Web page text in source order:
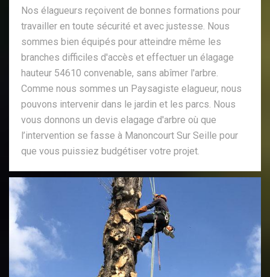
Nos élagueurs reçoivent de bonnes formations pour
travailler en toute sécurité et avec justesse. Nous
sommes bien équipés pour atteindre même les
branches difficiles d'accès et effectuer un élagage
hauteur 54610 convenable, sans abîmer l'arbre.
Comme nous sommes un Paysagiste elagueur, nous
pouvons intervenir dans le jardin et les parcs. Nous
vous donnons un devis elagage d'arbre où que
l’intervention se fasse à Manoncourt Sur Seille pour
que vous puissiez budgétiser votre projet.